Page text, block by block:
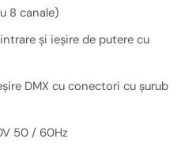
8 canale)
și ieșire de putere cu
DMX cu conectori cu șurub
50 / 60Hz